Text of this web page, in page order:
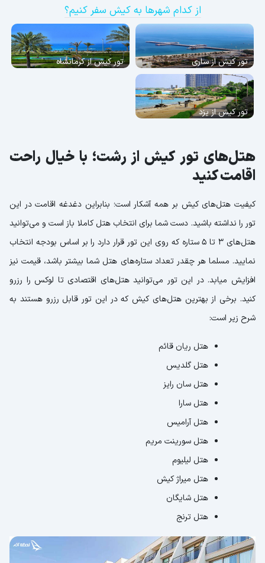
از کدام شهرها به کیش سفر کنیم؟
تور کیش از ساری تور کیش از کرمانشاه
تور کیش از یزد
هتل‌های تور کیش از رشت؛ با خیال راحت
اقامت کنید
کیفیت هتل‌های کیش بر همه آشکار است؛ بنابراین دغدغه اقامت در این
تور را نداشته باشید. دست شما برای انتخاب هتل کاملا باز است و می‌توانید
هتل‌های 3 تا 5 ستاره که روی این تور قرار دارد را بر اساس بودجه انتخاب
نمایید. مسلما هر چقدر تعداد ستاره‌های هتل شما بیشتر باشد، قیمت نیز
افزایش میابد. در این تور می‌توانید هتل‌های اقتصادی تا لوکس را رزرو
کنید. برخی از بهترین هتل‌های کیش که در این تور قابل رزرو هستند به
شرح زیر است:
هتل ریان قائم
هتل گلدیس
هتل سان رایز
هتل سارا
هتل آرامیس
هتل سورینت مریم
هتل لیلیوم
هتل میراژ کیش
هتل شایگان
هتل ترنج